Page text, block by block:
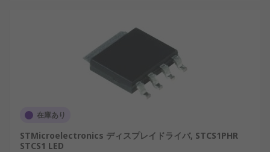
在庫あり
STMicroelectronics ディスプレイドライバ, STCS1PHR
STCS1 LED